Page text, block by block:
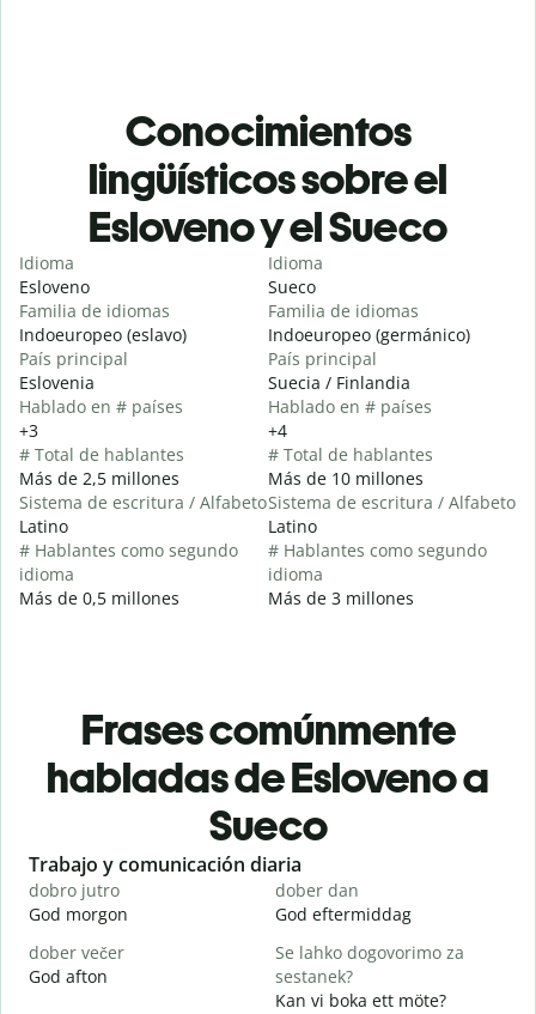
Conocimientos
lingüísticos sobre el
Esloveno y el Sueco
Idioma
Esloveno
Familia de idiomas
Indoeuropeo (eslavo)
País principal
Eslovenia
Hablado en # países
+3
# Total de hablantes
Más de 2,5 millones
Sistema de escritura / Alfabeto
Latino
# Hablantes como segundo
idioma
Más de 0,5 millones
Idioma
Sueco
Familia de idiomas
Indoeuropeo (germánico)
País principal
Suecia / Finlandia
Hablado en # países
+4
# Total de hablantes
Más de 10 millones
Sistema de escritura / Alfabeto
Latino
# Hablantes como segundo
idioma
Más de 3 millones
Frases comúnmente
habladas de Esloveno a
Sueco
Slide 1 of 6
Trabajo y comunicación diaria
dobro jutro
God morgon
dober dan
God eftermiddag
dober večer
God afton
Se lahko dogovorimo za
sestanek?
Kan vi boka ett möte?